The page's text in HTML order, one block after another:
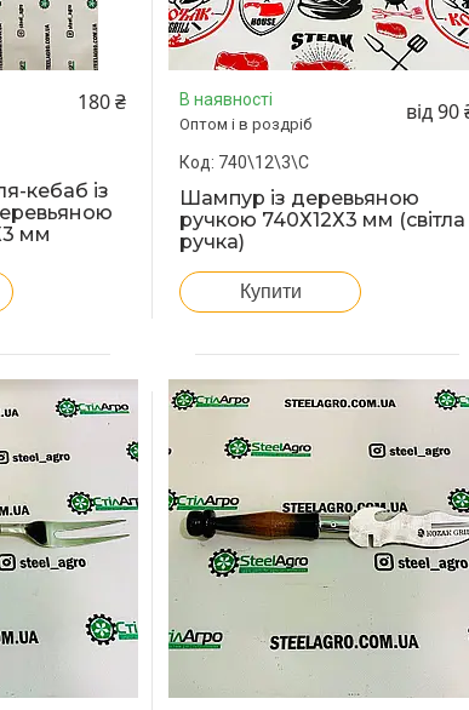
180 ₴
кебаб із
мм
В наявності
Оптом і в роздріб від 90
740\12\3\С
Шампур із деревьяною
ручкою 740Х12Х3 мм (світла
ручка)
Купити